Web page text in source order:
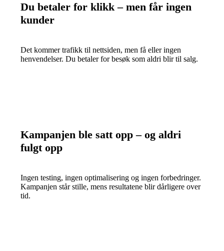
Du betaler for klikk – men får ingen
kunder
Det kommer trafikk til nettsiden, men få eller ingen
henvendelser. Du betaler for besøk som aldri blir til salg.
Kampanjen ble satt opp – og aldri
fulgt opp
Ingen testing, ingen optimalisering og ingen forbedringer.
Kampanjen står stille, mens resultatene blir dårligere over
tid.